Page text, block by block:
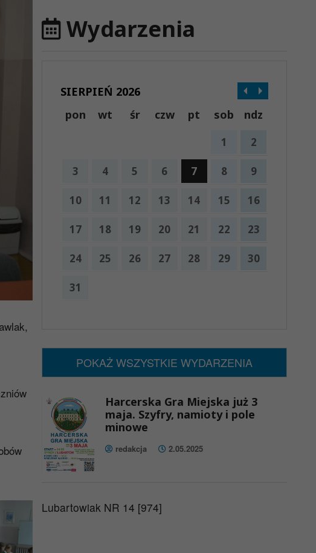
Wydarzenia
SIERPIEŃ 2026
pon
wt śr czw pt sob ndz
1 2
3 4 5 6 7 8 9
10 11 12 13 14 15 16
17 18 19 20 21 22 23
24 25 26 27 28 29 30
31
POKAŻ WSZYSTKIE WYDARZENIA
Harcerska Gra Miejska już 3
maja. Szyfry, namioty i pole
minowe
redakcja 2.05.2025
Lubartowiak NR 14 [974]